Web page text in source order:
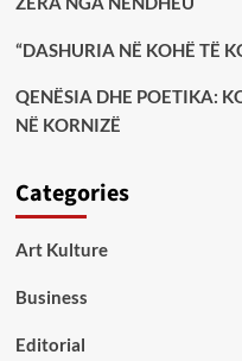
“DASHURIA NË KOHË TË
QENËSIA DHE POETIKA:
NË KORNIZË
Categories
Art Kulture
Business
Editorial